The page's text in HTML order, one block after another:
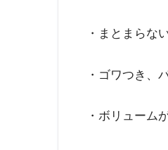
・まとまらな
・ゴワつき、
・ボリューム